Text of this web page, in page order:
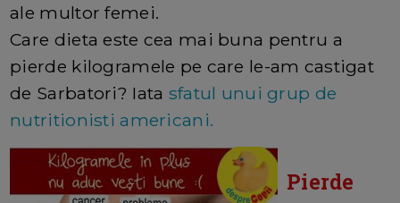
ale multor femei.
Care dieta este cea mai buna pentru a
pierde kilogramele pe care le-am castigat
de Sarbatori? Iata sfatul unui grup de
nutritionisti americani.
Pierde